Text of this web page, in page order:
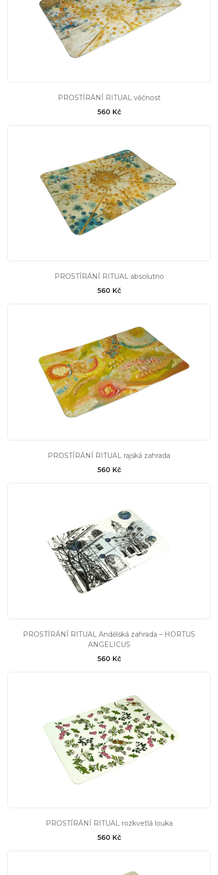
PROSTÍRÁNÍ RITUAL věčnost
560 Kč
PROSTÍRÁNÍ RITUAL absolutno
560 Kč
PROSTÍRÁNÍ RITUAL rajská zahrada
560 Kč
PROSTÍRÁNÍ RITUAL Andělská zahrada – HORTUS
ANGELICUS
560 Kč
PROSTÍRÁNÍ RITUAL rozkvetlá louka
560 Kč